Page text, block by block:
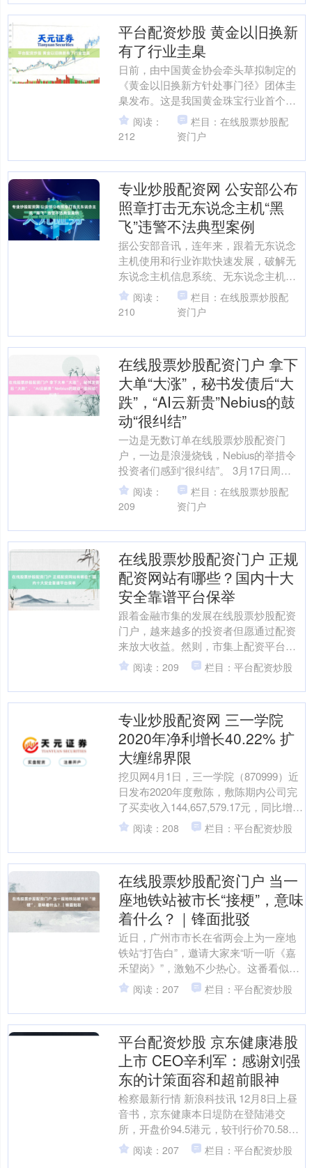
平台配资炒股 黄金以旧换新
有了行业圭臬
日前，由中国黄金协会牵头草拟制定的
《黄金以旧换新方针处事门径》团体圭
臬发布。这是我国黄金珠宝行业首个针
对以旧换新业务的专项处事圭臬，让黄
金以旧换新这一紧迫破费体....
阅读：
212
栏目：在线股票炒股配
资门户
专业炒股配资网 公安部公布
照章打击无东说念主机“黑
飞”违警不法典型案例
据公安部音讯，连年来，跟着无东说念
主机使用和行业诈欺快速发展，破解无
东说念主机信息系统、无东说念主机违
警违法飞行致使超高“黑飞”等问题不断出
现，严重烦闷空域安全....
阅读：
210
栏目：在线股票炒股配
资门户
在线股票炒股配资门户 拿下
大单“大涨”，秘书发债后“大
跌”，“AI云新贵”Nebius的鼓
动“很纠结”
一边是无数订单在线股票炒股配资门
户，一边是浪漫烧钱，Nebius的举措令
投资者们感到“很纠结”。 3月17日周
二，“AI云新贵”Nebius秘书将刊行37.5
亿....
阅读：
209
栏目：在线股票炒股配
资门户
在线股票炒股配资门户 正规
配资网站有哪些？国内十大
安全靠谱平台保举
跟着金融市集的发展在线股票炒股配资
门户，越来越多的投资者但愿通过配资
来放大收益。然则，市集上配资平台鱼
龙搀和，何如遴荐安全靠谱的平台成为
投资者靠近的关键问题。本....
阅读：209 栏目：平台配资炒股
专业炒股配资网 三一学院
2020年净利增长40.22% 扩
大缠绵界限
挖贝网4月1日，三一学院（870999）近
日发布2020年度敷陈，敷陈期内公司完
了买卖收入144,657,579.17元，同比增长
22.15%；包摄于挂牌公司鞭....
阅读：208 栏目：平台配资炒股
在线股票炒股配资门户 当一
座地铁站被市长“接梗”，意味
着什么？｜锋面批驳
近日，广州市市长在省两会上为一座地
铁站“打告白”，邀请大家来“听一听《嘉
禾望岗》”，激勉不少热心。这番看似纵
情的接梗，背后浮现出城市惩处的一种
新意。 嘉禾望岗站....
阅读：207 栏目：平台配资炒股
平台配资炒股 京东健康港股
上市 CEO辛利军：感谢刘强
东的计策面容和超前眼神
检察最新行情 新浪科技讯 12月8日上昼
音书，京东健康本日堤防在登陆港交
所，开盘价94.5港元，较刊行价70.58港
元高涨超33%，截止发稿，京东健康涨
幅扩大至....
阅读：207 栏目：平台配资炒股